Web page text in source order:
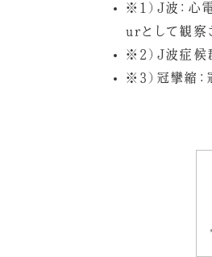
※1）J波：心
urとして観察
※2）J波症候
※3）冠攣縮：